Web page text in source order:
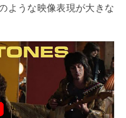
ような映像表現が大きな